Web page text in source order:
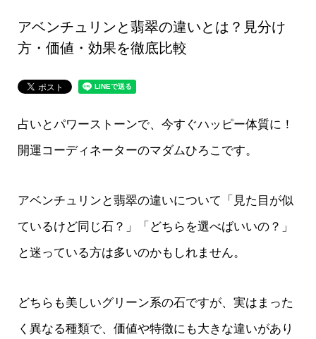
アベンチュリンと翡翠の違いとは？見分け
方・価値・効果を徹底比較
占いとパワーストーンで、今すぐハッピー体質に！
開運コーディネーターのマダムひろこです。
アベンチュリンと翡翠の違いについて「見た目が似
ているけど同じ石？」「どちらを選べばいいの？」
と迷っている方は多いのかもしれません。
どちらも美しいグリーン系の石ですが、実はまった
く異なる種類で、価値や特徴にも大きな違いがあり